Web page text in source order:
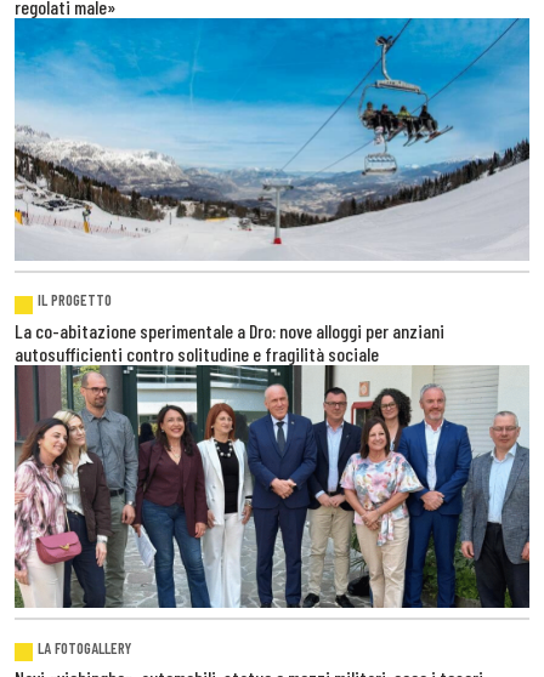
regolati male»
IL PROGETTO
La co-abitazione sperimentale a Dro: nove alloggi per anziani
autosufficienti contro solitudine e fragilità sociale
LA FOTOGALLERY